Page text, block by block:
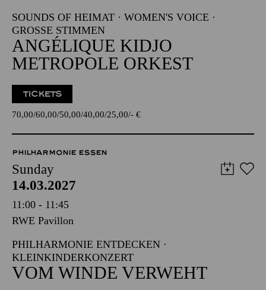
SOUNDS OF HEIMAT · WOMEN'S VOICE ·
GROSSE STIMMEN
ANGÉLIQUE KIDJO
METROPOLE ORKEST
TICKETS
70,00 60,00 50,00 40,00 25,00 - €
PHILHARMONIE ESSEN
Sunday
14.03.2027
11:00 - 11:45
RWE Pavillon
PHILHARMONIE ENTDECKEN ·
KLEINKINDERKONZERT
VOM WINDE VERWEHT